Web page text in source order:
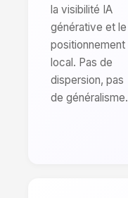
la visibilité IA
générative et le
positionnement
local. Pas de
dispersion, pas
de généralisme.